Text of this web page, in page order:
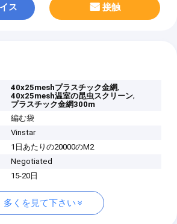
ス 接触
40x25meshプラスチック金網,
40x25mesh温室の昆虫スクリーン,
プラスチック金網300m
編む袋
Vinstar
1日あたりの20000のM2
Negotiated
15-20日
多くを見て下さい